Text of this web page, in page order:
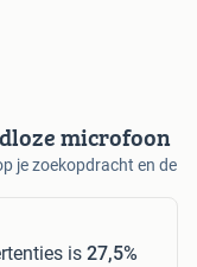
microfoon
je zoekopdracht en de
is 27,5%